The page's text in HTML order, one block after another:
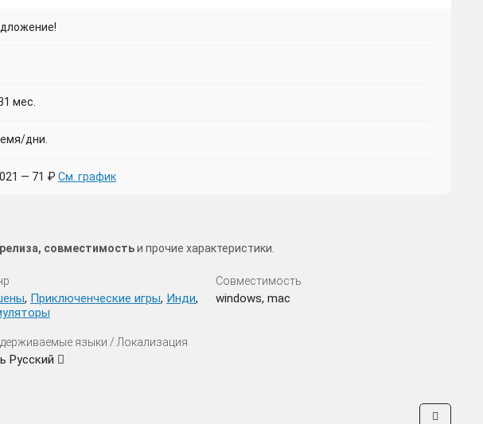
мес.
дни.
— 71 ₽ См. график
совместимостьи прочие характеристики.
, Приключенческие игры, Инди,
Совместимость
windows, mac
языки / Локализация
Русский